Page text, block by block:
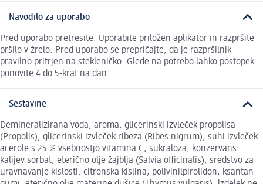
Navodilo za uporabo
Pred uporabo pretresite. Uporabite priložen aplikator in razpršite
pršilo v žrelo. Pred uporabo se prepričajte, da je razpršilnik
pravilno pritrjen na stekleničko. Glede na potrebo lahko postopek
ponovite 4 do 5-krat na dan.
Sestavine
Demineralizirana voda, aroma, glicerinski izvleček propolisa
(Propolis), glicerinski izvleček ribeza (Ribes nigrum), suhi izvleček
acerole s 25 % vsebnostjo vitamina C, sukraloza, konzervans:
kalijev sorbat, eterično olje žajblja (Salvia officinalis), sredstvo za
uravnavanje kislosti: citronska kislina; polivinilpirolidon, ksantan